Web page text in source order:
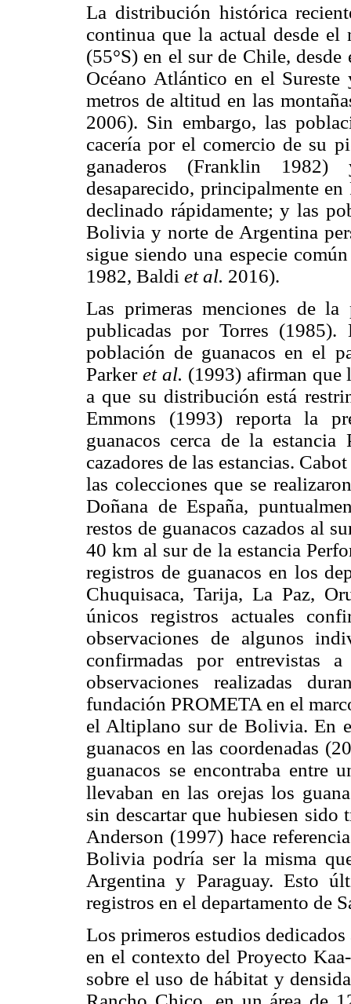
La distribución histórica
continua que la actual desde
(55°S) en el sur de Chile,
Océano Atlántico en el
metros de altitud en las
2006). Sin embargo, las
cacería por el comercio de su
ganaderos (Franklin
desaparecido, principalmente
declinado rápidamente; y las
Bolivia y norte de Argentina
sigue siendo una especie
1982, Baldi et al. 2016).
Las primeras menciones de
publicadas por Torres
población de guanacos en el
Parker et al. (1993) afirman que
a que su distribución está
Emmons (1993) reporta la
guanacos cerca de la
cazadores de las estancias.
las colecciones que se
Doñana de España,
restos de guanacos cazados al
40 km al sur de la estancia
registros de guanacos en los
Chuquisaca, Tarija, La Paz,
únicos registros actuales
observaciones de algunos
confirmadas por entrevistas
observaciones realizadas
fundación PROMETA en el
el Altiplano sur de Bolivia. En
guanacos en las coordenadas
guanacos se encontraba entre
llevaban en las orejas los
sin descartar que hubiesen
Anderson (1997) hace
Bolivia podría ser la misma
Argentina y Paraguay. Esto
registros en el departamento de
Los primeros estudios
en el contexto del Proyecto
sobre el uso de hábitat y